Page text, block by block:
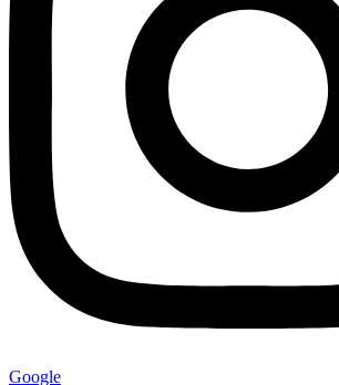
Google